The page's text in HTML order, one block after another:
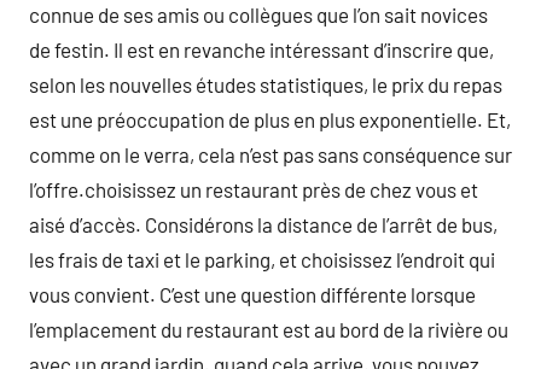
connue de ses amis ou collègues que l’on sait novices
de festin. Il est en revanche intéressant d’inscrire que,
selon les nouvelles études statistiques, le prix du repas
est une préoccupation de plus en plus exponentielle. Et,
comme on le verra, cela n’est pas sans conséquence sur
l’offre.choisissez un restaurant près de chez vous et
aisé d’accès. Considérons la distance de l’arrêt de bus,
les frais de taxi et le parking, et choisissez l’endroit qui
vous convient. C’est une question différente lorsque
l’emplacement du restaurant est au bord de la rivière ou
avec un grand jardin. quand cela arrive, vous pouvez